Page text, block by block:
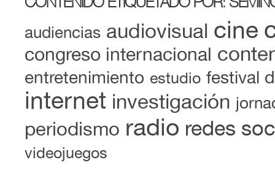
audiencias audiovisual cine
congreso internacional
entretenimiento estudio festival
internet investigación
periodismo radio redes
videojuegos